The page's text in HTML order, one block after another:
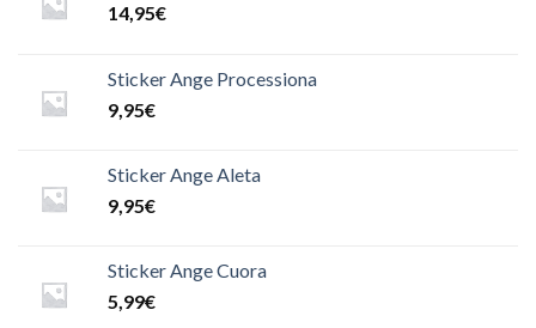
14,95€
Sticker Ange Processiona
9,95€
Sticker Ange Aleta
9,95€
Sticker Ange Cuora
5,99€